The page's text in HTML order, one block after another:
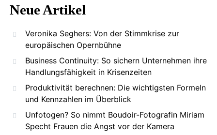
Neue Artikel
Veronika Seghers: Von der Stimmkrise zur
europäischen Opernbühne
Business Continuity: So sichern Unternehmen ihre
Handlungsfähigkeit in Krisenzeiten
Produktivität berechnen: Die wichtigsten Formeln
und Kennzahlen im Überblick
Unfotogen? So nimmt Boudoir-Fotografin Miriam
Specht Frauen die Angst vor der Kamera